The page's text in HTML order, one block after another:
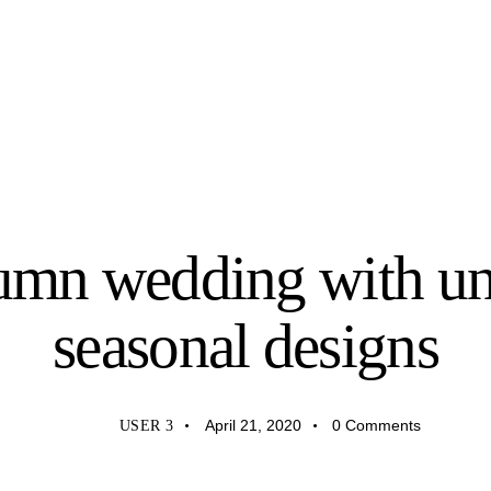
wedding with
seasonal designs
USER 3 April 21, 2020 0 Comments